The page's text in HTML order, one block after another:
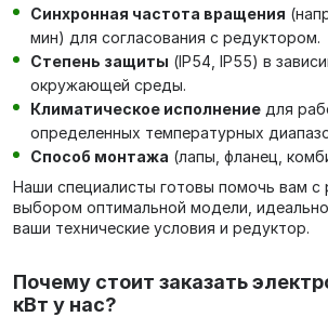
Синхронная частота вращения
мин) для согласования с редуктором.
Степень защиты (IP54, IP55) в
окружающей среды.
Климатическое исполнение для
определенных температурных
Способ монтажа (лапы, фланец,
Наши специалисты готовы помочь вам с
выбором оптимальной модели,
ваши технические условия и редуктор.
Почему стоит заказать
кВт у нас?